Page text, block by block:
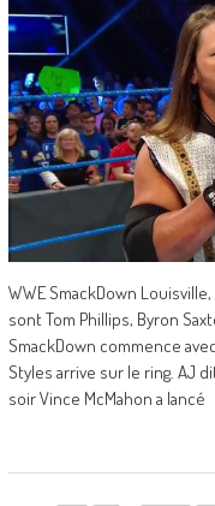
WWE SmackDown
sont Tom Phillips, Byron
SmackDown commence
Styles arrive sur le ring. AJ
soir Vince McMahon a lancé